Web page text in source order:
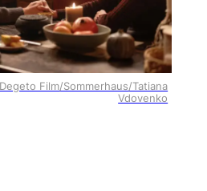
Film/Sommerhaus/Tatiana
Vdovenko